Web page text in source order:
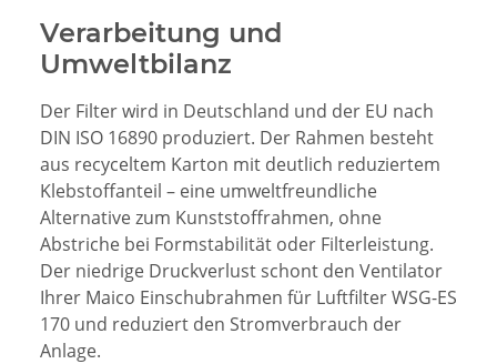
Verarbeitung und
Umweltbilanz
Der Filter wird in Deutschland und der EU nach
DIN ISO 16890 produziert. Der Rahmen besteht
aus recyceltem Karton mit deutlich reduziertem
Klebstoffanteil – eine umweltfreundliche
Alternative zum Kunststoffrahmen, ohne
Abstriche bei Formstabilität oder Filterleistung.
Der niedrige Druckverlust schont den Ventilator
Ihrer Maico Einschubrahmen für Luftfilter WSG-ES
170 und reduziert den Stromverbrauch der
Anlage.